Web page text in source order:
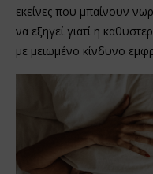
εκείνες που μπαίνουν
να εξηγεί γιατί η
με μειωμένο κίνδυνο